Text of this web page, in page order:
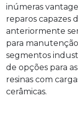
inúmeras
reparos capazes
anteriormente
para
segmentos
de opções para
resinas com
cerâmicas.